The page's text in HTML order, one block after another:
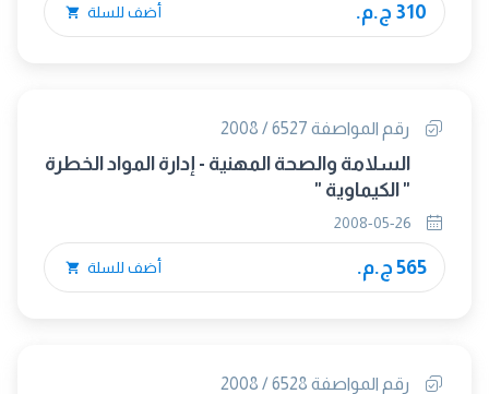
310 ج.م. أضف للسلة
رقم المواصفة 6527 / 2008
السلامة والصحة المهنية - إدارة المواد الخطرة
" الكيماوية "
565 ج.م. أضف للسلة
رقم المواصفة 6528 / 2008